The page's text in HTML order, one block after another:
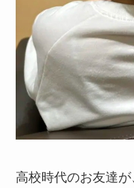
高校時代のお友達